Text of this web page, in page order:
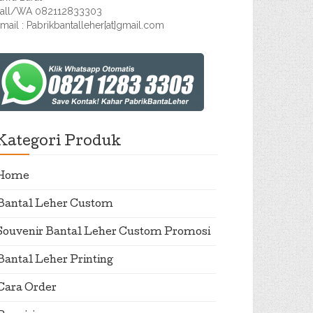
WA 082112833303
: Pabrikbantalleher[at]gmail.com
Produk
Leher Custom
Bantal Leher Custom Promosi
Leher Printing
Order